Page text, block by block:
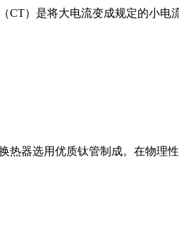
CT）是将大电流变成规定的小电
热器选用优质钛管制成。在物理